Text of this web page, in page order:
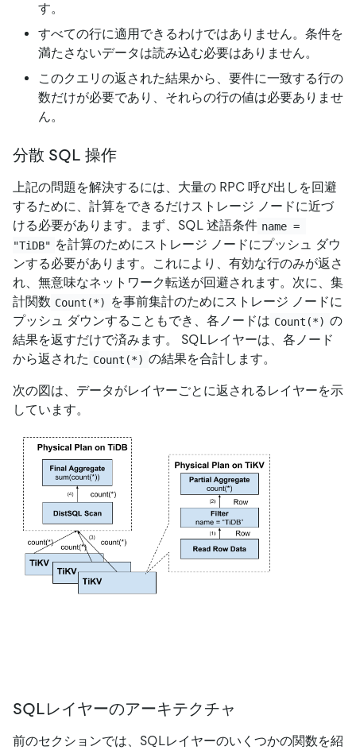
す。
すべての行に適用できるわけではありません。条件を
満たさないデータは読み込む必要はありません。
このクエリの返された結果から、要件に一致する行の
数だけが必要であり、それらの行の値は必要ありませ
ん。
分散 SQL 操作
上記の問題を解決するには、大量の RPC 呼び出しを回避
するために、計算をできるだけストレージ ノードに近づ
ける必要があります。まず、SQL 述語条件 name =
"TiDB" を計算のためにストレージ ノードにプッシュ ダウ
ンする必要があります。これにより、有効な行のみが返さ
れ、無意味なネットワーク転送が回避されます。次に、集
計関数 Count(*)
を事前集計のためにストレージ ノードに
プッシュ ダウンすることもでき、各ノードは Count(*) の
結果を返すだけで済みます。 SQLレイヤーは、各ノード
から返された Count(*) の結果を合計します。
次の図は、データがレイヤーごとに返されるレイヤーを示
しています。
SQLレイヤーのアーキテクチャ
前のセクションでは、SQLレイヤーのいくつかの関数を紹